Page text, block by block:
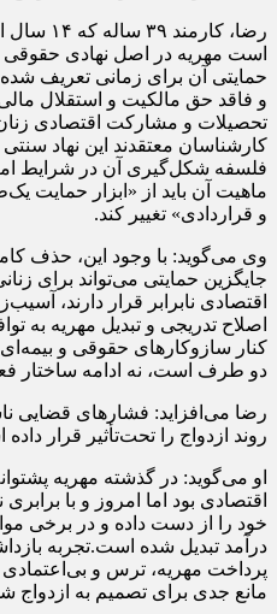
رضا،
است مهریه در اصل نهادی
حمایتی آن برای زمانی تعریف
و فاقد حق مالکیت و استقلال
تحصیلات و مشارکت اقتصادی
کارشناسان معتقدند این نهاد سنتی
فلسفه شکل‌گیری آن در شرایط
ماهیت آن باید از «ابزار حمایت
و قراردادی» تغییر کند.
وی می‌گوید: با وجود این، حذف
جایگزین حمایتی می‌تواند برای
اقتصادی نابرابر قرار دارند،
اصلاح تدریجی و تبدیل مهریه به
کنار سازوکارهای حقوقی و
دو طرف است، نه ادامه ساختار
رضا می‌افزاید: فشارهای قضایی
روند ازدواج را تحت‌تأثیر قرار
او می‌گوید: در گذشته مهریه
اقتصادی بود اما امروز و با
خود را از دست داده و در برخی
درآمد تبدیل شده است.تجربه
پرداخت مهریه، ترس و
مانع جدی برای تصمیم به ازدواج